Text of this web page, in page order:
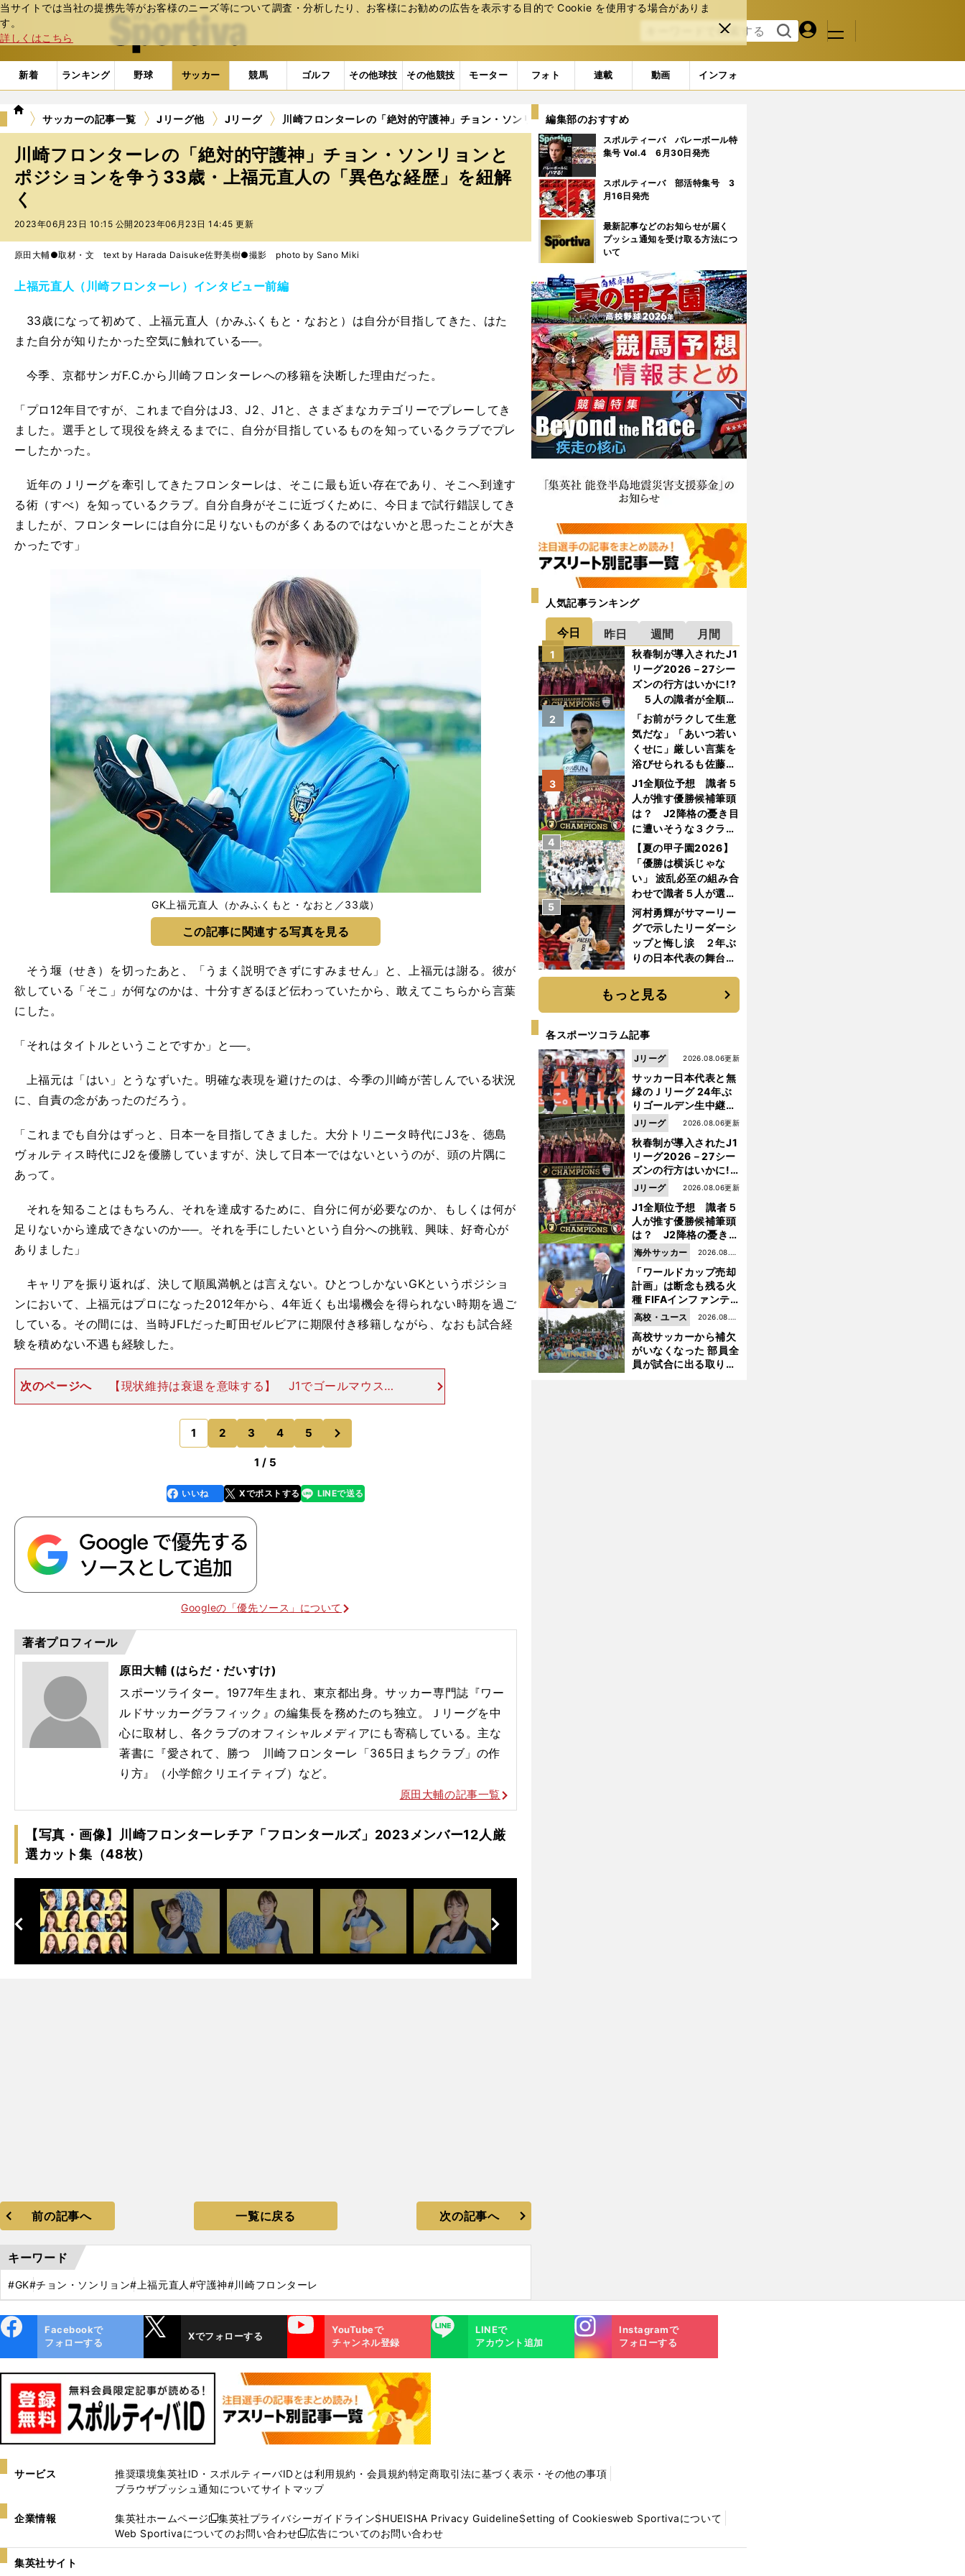
当サイトでは当社の提携先等がお客様のニーズ等について調査・分析したり、お客様にお勧めの広告を表⽰する⽬的で Cookie を使⽤する場合がありま
す。
詳しくはこちら
閉じ
る
web Sportiva (webスポルティーバ)
検索
る
マイペ
ジ
メニュ
新着 ランキング 野球 サッカー 競馬 ゴルフ その他球技 その他競技 モーター フォト 連載 動画 インフォ
we
ポ
ル
テ
ィ
ー
サッカーの記事一覧 Jリーグ他 Jリーグ 川崎フロンターレの「絶対的守護神」チョン・ソンリョンとポジションを争う33歳・上福元直人の「異色な経歴」を紐解く
川崎フロンターレの「絶対的守護神」チョン・ソンリョンと
ポジションを争う33歳・上福元直人の「異色な経歴」を紐解
く
2023年06月23日 10:15 公開 2023年06月23日 14:45 更新
原田大輔●取材・文 text by Harada Daisuke佐野美樹●撮影 photo by Sano Miki
上福元直人（川崎フロンターレ）インタビュー前編
33歳になって初めて、上福元直人（かみふくもと・なおと）は自分が目指してきた、はた
また自分が知りたかった空気に触れている──。
今季、京都サンガF.C.から川崎フロンターレへの移籍を決断した理由だった。
「プロ12年目ですが、これまで自分はJ3、J2、J1と、さまざまなカテゴリーでプレーしてき
ました。選手として現役を終えるまでに、自分が目指しているものを知っているクラブでプレ
ーしたかった。
近年のＪリーグを牽引してきたフロンターレは、そこに最も近い存在であり、そこへ到達す
る術（すべ）を知っているクラブ。自分自身がそこに近づくために、今日まで試行錯誤してき
ましたが、フロンターレには自分に足りないものが多くあるのではないかと思ったことが大き
かったです」
GK上福元直人（かみふくもと・なおと／33歳）
この記事に関連する写真を見る
そう堰（せき）を切ったあと、「うまく説明できずにすみません」と、上福元は謝る。彼が
欲している「そこ」が何なのかは、十分すぎるほど伝わっていたから、敢えてこちらから言葉
にした。
「それはタイトルということですか」と──。
上福元は「はい」とうなずいた。明確な表現を避けたのは、今季の川崎が苦しんでいる状況
に、自責の念があったのだろう。
「これまでも自分はずっと、日本一を目指してきました。大分トリニータ時代にJ3を、徳島
ヴォルティス時代にJ2を優勝していますが、決して日本一ではないというのが、頭の片隅に
あって。
それを知ることはもちろん、それを達成するために、自分に何が必要なのか、もしくは何が
足りないから達成できないのか──。それを手にしたいという自分への挑戦、興味、好奇心が
ありました」
キャリアを振り返れば、決して順風満帆とは言えない。ひとつしかないGKというポジショ
ンにおいて、上福元はプロになった2012年から、4年近くも出場機会を得られない時期を過ご
している。その間には、当時JFLだった町田ゼルビアに期限付き移籍しながら、なおも試合経
験を積めない不遇も経験した。
次のページへ
【現状維持は衰退を意味する】 J1でゴールマウスを
守れるようになったのも2年前──徳島がJ1を戦った2021年からだ。昨
季在籍した京都では正GKとしてリーグ戦31試合に出場したが、新天地
を踏めば、再
1 2 3 4 5
のページへ
1 / 5
faceboo
k
いいね Xでポストする
line LINEで送る
Googleの「優先ソース」について
著者プロフィール
原田大輔 (はらだ・だいすけ)
スポーツライター。1977年生まれ、東京都出身。サッカー専門誌『ワー
ルドサッカーグラフィック』の編集長を務めたのち独立。Ｊリーグを中
心に取材し、各クラブのオフィシャルメディアにも寄稿している。主な
著書に『愛されて、勝つ 川崎フロンターレ「365日まちクラブ」の作
り方』（小学館クリエイティブ）など。
原田大輔の記事一覧
【写真・画像】川崎フロンターレチア「フロンタールズ」2023メンバー12人厳
選カット集（48枚）
次
へ
へ
前の記事へ 一覧に戻る 次の記事へ
キーワード
#GK#チョン・ソンリョン#上福元直人 #守護神#川崎フロンターレ
編集部のおすすめ
スポルティーバ バレーボール特
集号 Vol.4 6月30日発売
スポルティーバ 部活特集号 3
月16日発売
最新記事などのお知らせが届く
プッシュ通知を受け取る方法につ
いて
人気記事ランキング
今日 昨日 週間 月間
秋春制が導入されたJ1
リーグ2026－27シー
ズンの行方はいかに!?
５人の識者が全順位
を大胆予想
1
「お前がラクして生意
気だな」「あいつ若い
くせに」厳しい言葉を
浴びせられるも佐藤慎
太郎が貫いた誇りとフ
ァンへの思い
2
J1全順位予想 識者５
人が推す優勝候補筆頭
は？ J2降格の憂き目
に遭いそうな３クラブ
とは？
3
【夏の甲子園2026】
「優勝は横浜じゃな
い」 波乱必至の組み合
わせで識者５人が選ん
だ優勝校はここだ！
4
河村勇輝がサマーリー
グで示したリーダーシ
ップと悔し涙 ２年ぶ
りの日本代表の舞台を
は続く
5
もっと見る
各スポーツコラム記事
サッカー日本代表と無
縁のＪリーグ 24年ぶ
りゴールデン生中継の
開幕戦でヘタな試合は
見せられない
2026.08.06更新
Jリーグ
秋春制が導入されたJ1
リーグ2026－27シー
ズンの行方はいかに!?
５人の識者が全順位
を大胆予想
2026.08.06更新
Jリーグ
J1全順位予想 識者５
人が推す優勝候補筆頭
は？ J2降格の憂き目
に遭いそうな３クラブ
とは？
2026.08.06更新
Jリーグ
「ワールドカップ売却
計画」は断念も残る火
種 FIFAインファンテ
ィーノ会長体制に何が
起きているのか
2026.08.05
更新
海外サッカー
高校サッカーから補欠
がいなくなった 部員全
員が試合に出る取り組
2026.08.05
更新
高校・ユース
ok
Facebookで
フォローする
Xでフォローする
YouTube
YouTubeで
チャンネル登録
LINE
LINEで
アカウント追加
Instagra
m
Instagramで
フォローする
サービス 推奨環境集英社ID・スポルティーバIDとは利用規約・会員規約特定商取引法に基づく表示・その他の事項
ブラウザプッシュ通知についてサイトマップ
企業情報 集英社ホームページ
新
し
い
集英社プライバシーガイドラインSHUEISHA Privacy GuidelineSetting of Cookiesweb Sportivaについて
Web Sportivaについてのお問い合わせ
新
し
広告についてのお問い合わせ
集英社サイト